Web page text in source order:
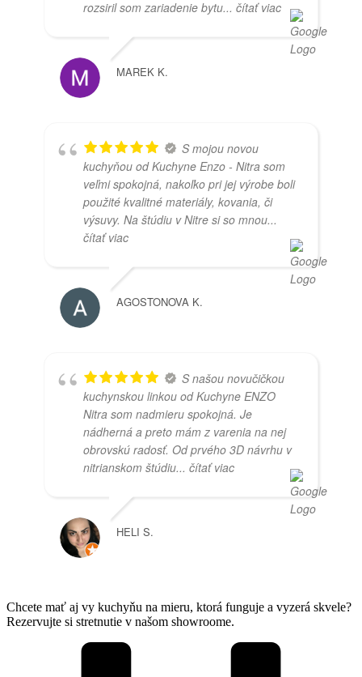
rozsiril som zariadenie bytu... čítať viac
MAREK K.
S mojou novou
kuchyňou od Kuchyne Enzo - Nitra som
veľmi spokojná, nakoľko pri jej výrobe boli
použité kvalitné materiály, kovania, či
výsuvy. Na štúdiu v Nitre si so mnou...
čítať viac
AGOSTONOVA K.
S našou novučičkou
kuchynskou linkou od Kuchyne ENZO
Nitra som nadmieru spokojná. Je
nádherná a preto mám z varenia na nej
obrovskú radosť. Od prvého 3D návrhu v
nitrianskom štúdiu... čítať viac
HELI S.
Chcete mať aj vy kuchyňu na mieru, ktorá funguje a vyzerá skvele?
Rezervujte si stretnutie v našom showroome.